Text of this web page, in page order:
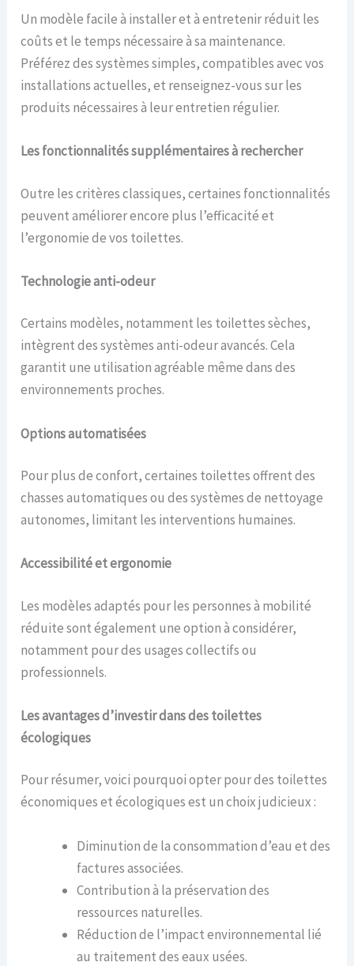
Un modèle facile à installer et à entretenir réduit les
coûts et le temps nécessaire à sa maintenance.
Préférez des systèmes simples, compatibles avec vos
installations actuelles, et renseignez-vous sur les
produits nécessaires à leur entretien régulier.
Les fonctionnalités supplémentaires à rechercher
Outre les critères classiques, certaines fonctionnalités
peuvent améliorer encore plus l’efficacité et
l’ergonomie de vos toilettes.
Technologie anti-odeur
Certains modèles, notamment les toilettes sèches,
intègrent des systèmes anti-odeur avancés. Cela
garantit une utilisation agréable même dans des
environnements proches.
Options automatisées
Pour plus de confort, certaines toilettes offrent des
chasses automatiques ou des systèmes de nettoyage
autonomes, limitant les interventions humaines.
Accessibilité et ergonomie
Les modèles adaptés pour les personnes à mobilité
réduite sont également une option à considérer,
notamment pour des usages collectifs ou
professionnels.
Les avantages d’investir dans des toilettes
écologiques
Pour résumer, voici pourquoi opter pour des toilettes
économiques et écologiques est un choix judicieux :
Diminution de la consommation d’eau et des
factures associées.
Contribution à la préservation des
ressources naturelles.
Réduction de l’impact environnemental lié
au traitement des eaux usées.